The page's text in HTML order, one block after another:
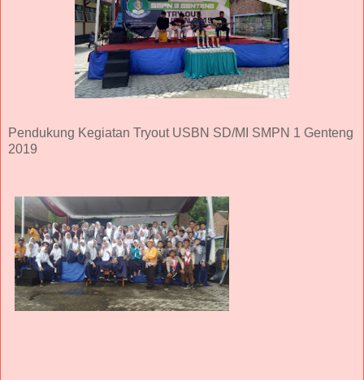
Pendukung Kegiatan Tryout USBN SD/MI SMPN 1 Genteng
2019